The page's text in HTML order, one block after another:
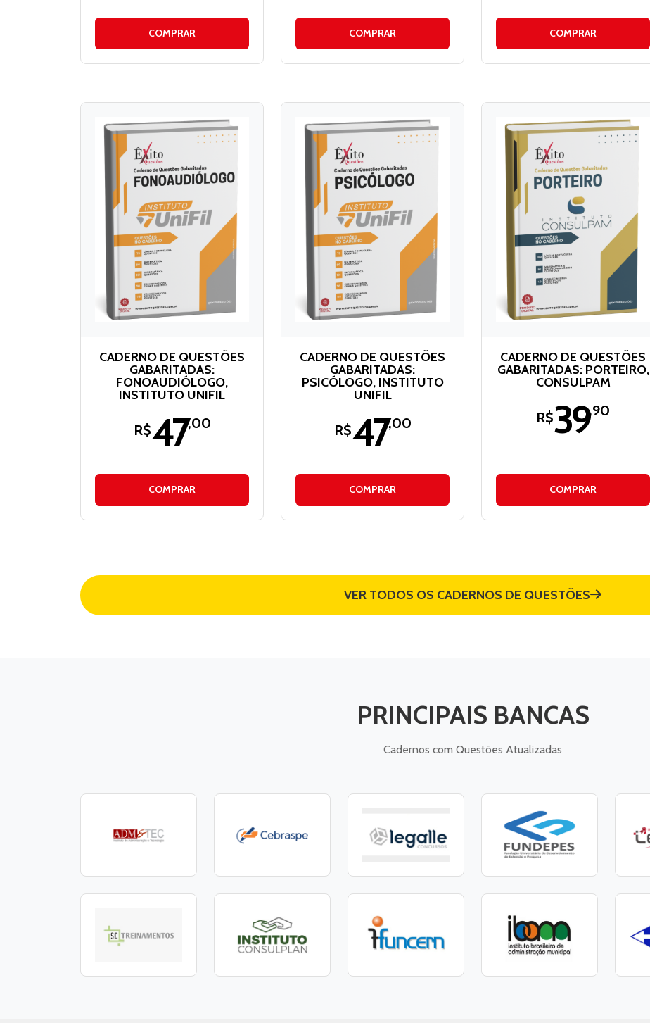
COMPRAR COMPRAR COMPRAR
CADERNO DE QUESTÕES
GABARITADAS:
FONOAUDIÓLOGO,
INSTITUTO UNIFIL
R$47,00
COMPRAR
CADERNO DE QUESTÕES
GABARITADAS:
PSICÓLOGO, INSTITUTO
UNIFIL
R$47,00
COMPRAR
CADERNO DE QUESTÕES
GABARITADAS: PORTEIRO,
CONSULPAM
R$39,90
COMPRAR
VER TODOS OS CADERNOS DE QUESTÕES
PRINCIPAIS BANCAS
Cadernos com Questões Atualizadas